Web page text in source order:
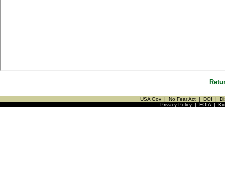
USA Gov | No Fear Act | DOI |
Privacy Policy| FOIA|